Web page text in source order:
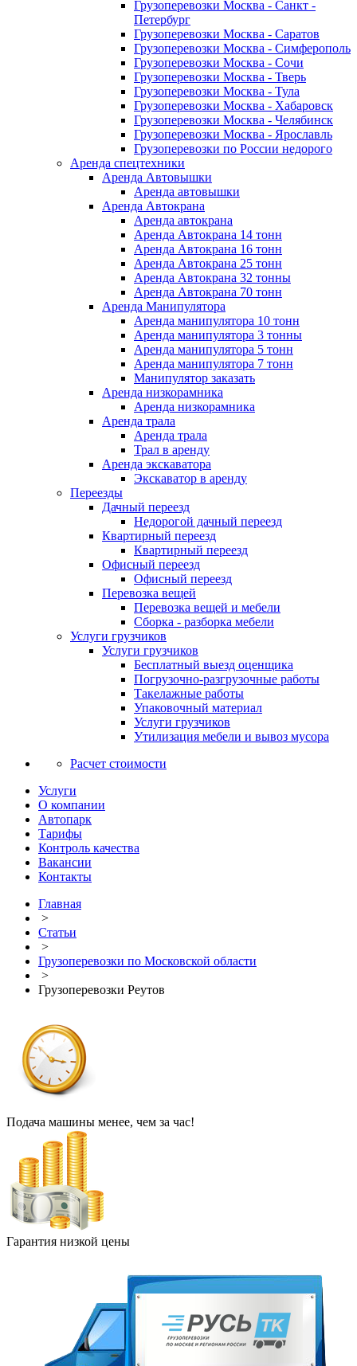
Грузоперевозки Москва - Санкт -
Петербург
Грузоперевозки Москва - Саратов
Грузоперевозки Москва - Симферополь
Грузоперевозки Москва - Сочи
Грузоперевозки Москва - Тверь
Грузоперевозки Москва - Тула
Грузоперевозки Москва - Хабаровск
Грузоперевозки Москва - Челябинск
Грузоперевозки Москва - Ярославль
Грузоперевозки по России недорого
Аренда спецтехники
Аренда Автовышки
Аренда автовышки
Аренда Автокрана
Аренда автокрана
Аренда Автокрана 14 тонн
Аренда Автокрана 16 тонн
Аренда Автокрана 25 тонн
Аренда Автокрана 32 тонны
Аренда Автокрана 70 тонн
Аренда Манипулятора
Аренда манипулятора 10 тонн
Аренда манипулятора 3 тонны
Аренда манипулятора 5 тонн
Аренда манипулятора 7 тонн
Манипулятор заказать
Аренда низкорамника
Аренда низкорамника
Аренда трала
Аренда трала
Трал в аренду
Аренда экскаватора
Экскаватор в аренду
Переезды
Дачный переезд
Недорогой дачный переезд
Квартирный переезд
Квартирный переезд
Офисный переезд
Офисный переезд
Перевозка вещей
Перевозка вещей и мебели
Сборка - разборка мебели
Услуги грузчиков
Услуги грузчиков
Бесплатный выезд оценщика
Погрузочно-разгрузочные работы
Такелажные работы
Упаковочный материал
Услуги грузчиков
Утилизация мебели и вывоз мусора
Расчет стоимости
Услуги
О компании
Автопарк
Тарифы
Контроль качества
Вакансии
Контакты
Главная
>
Статьи
>
Грузоперевозки по Московской области
>
Грузоперевозки Реутов
Подача машины менее, чем за час!
Гарантия низкой цены